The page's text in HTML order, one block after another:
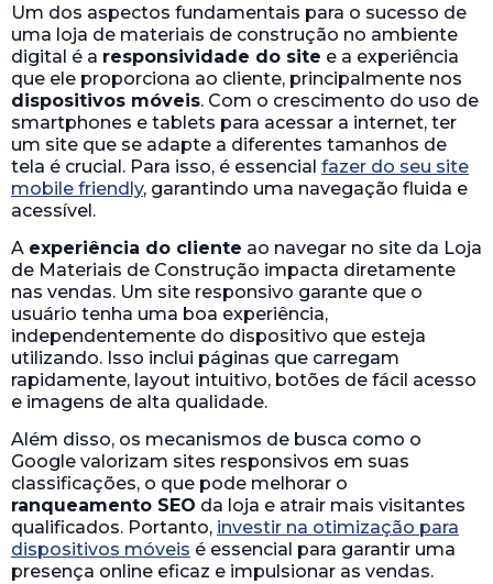
Um dos aspectos fundamentais para o sucesso de
uma loja de materiais de construção no ambiente
digital é a responsividade do site e a experiência
que ele proporciona ao cliente, principalmente nos
dispositivos móveis. Com o crescimento do uso de
smartphones e tablets para acessar a internet, ter
um site que se adapte a diferentes tamanhos de
tela é crucial. Para isso, é essencial fazer do seu site
mobile friendly, garantindo uma navegação fluida e
acessível.
A experiência do cliente ao navegar no site da Loja
de Materiais de Construção impacta diretamente
nas vendas. Um site responsivo garante que o
usuário tenha uma boa experiência,
independentemente do dispositivo que esteja
utilizando. Isso inclui páginas que carregam
rapidamente, layout intuitivo, botões de fácil acesso
e imagens de alta qualidade.
Além disso, os mecanismos de busca como o
Google valorizam sites responsivos em suas
classificações, o que pode melhorar o
ranqueamento SEO da loja e atrair mais visitantes
qualificados. Portanto, investir na otimização para
dispositivos móveis é essencial para garantir uma
presença online eficaz e impulsionar as vendas.